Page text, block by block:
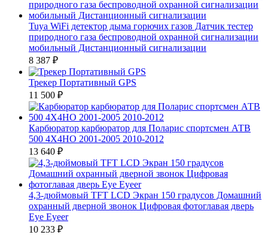
Tuya WiFi детектор дыма горючих газов Датчик тестер
природного газа беспроводной охранной сигнализации
мобильный Дистанционный сигнализации
8 387 ₽
Трекер Портативный GPS
11 500 ₽
Карбюратор карбюратор для Поларис спортсмен АТВ
500 4X4HO 2001-2005 2010-2012
13 640 ₽
4,3-дюймовый TFT LCD Экран 150 градусов Домашний
охранный дверной звонок Цифровая фотоглавая дверь
Eye Eyeer
10 233 ₽